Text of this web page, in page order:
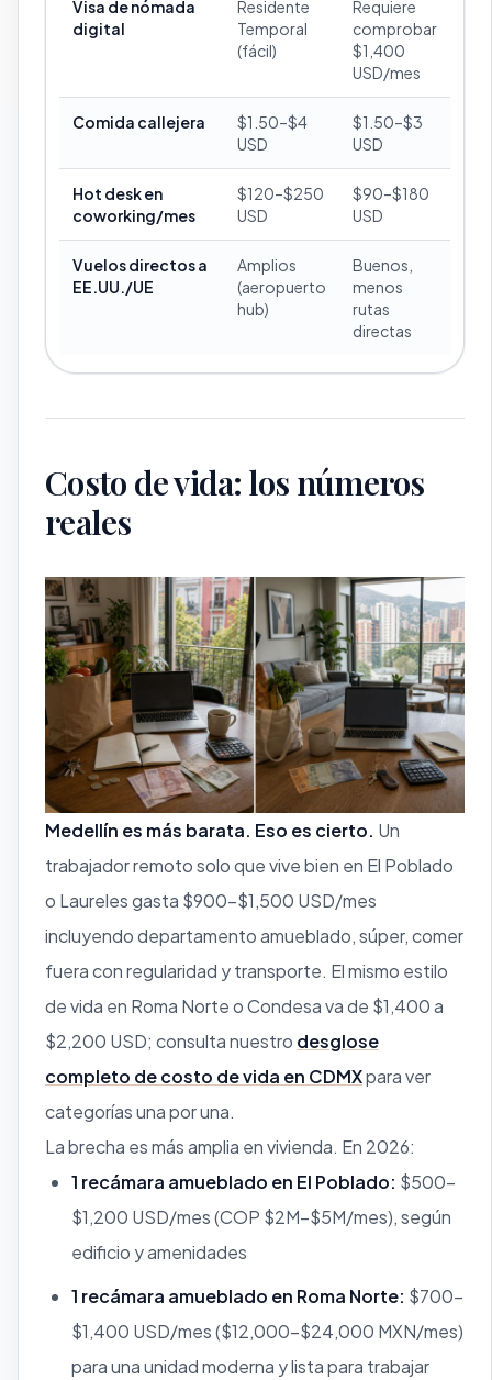
Visa de nómada
digital
Residente
Temporal
(fácil)
Requiere
comprobar
$1,400
USD/mes
Comida callejera
$1.50–$4
USD
$1.50–$3
USD
Hot desk en
coworking/mes
$120–$250
USD
$90–$180
USD
Vuelos directos a
EE.UU./UE
Amplios
(aeropuerto
hub)
Buenos,
menos
rutas
directas
Costo de vida: los números
reales
Medellín es más barata. Eso es cierto. Un
trabajador remoto solo que vive bien en El Poblado
o Laureles gasta $900–$1,500 USD/mes
incluyendo departamento amueblado, súper, comer
fuera con regularidad y transporte. El mismo estilo
de vida en Roma Norte o Condesa va de $1,400 a
$2,200 USD; consulta nuestro desglose
completo de costo de vida en CDMXpara ver
categorías una por una.
La brecha es más amplia en vivienda. En 2026:
1 recámara amueblado en El Poblado: $500–
$1,200 USD/mes (COP $2M–$5M/mes), según
edificio y amenidades
1 recámara amueblado en Roma Norte: $700–
$1,400 USD/mes ($12,000–$24,000 MXN/mes)
para una unidad moderna y lista para trabajar